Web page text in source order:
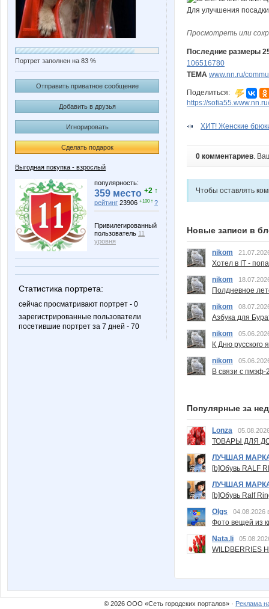
Портрет заполнен на 83 %
Отправить приватное сообщение
Добавить в друзья
Игнорировать
Сделать подарок
Выгодная покупка - взрослый
популярность:
359 место +2 ↑
рейтинг 23906 +100 ↑ ?
Привилегированный
пользователь 11
уровня
Статистика портрета:
сейчас просматривают портрет - 0
зарегистрированные пользователи
посетившие портрет за 7 дней - 70
Просмотреть или
Последние размеры
106516780
ТЕМА www.nn.ru/
Поделиться:
https://
ХИТ! Женские
0 комментариев.
Чтобы оставлять
Новые записи в
nikom
Хотел в IT -
nikom
Полдневное
nikom
Азбука для
nikom
К Дню русского
nikom
В связи с пмэф-
Популярные за
Lonza
ТОВАРЫ ДЛЯ
ЛУЧШАЯ
[b]Обувь RALF
ЛУЧШАЯ
[b]Обувь Ralf
Olgs
04.08.2026
Фото вещей из
Nata.li
© 2026 ООО «Сеть городских порталов» · Реклама